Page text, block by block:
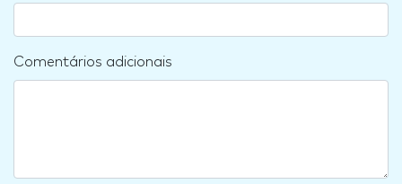
Comentários adicionais